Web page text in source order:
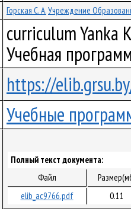
Горская С. А.Учреждение
curriculum Yanka
Учебная
https://
Учебные
Полный текст документа:
Файл
elib_ac9766.pdf
0.11